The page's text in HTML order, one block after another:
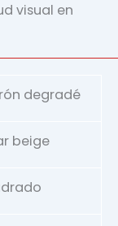
visual en
degradé
beige